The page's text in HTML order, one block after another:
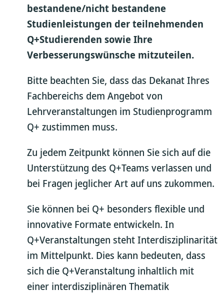
bestandene/nicht bestandene
Studienleistungen der teilnehmenden
Q+Studierenden sowie Ihre
Verbesserungswünsche mitzuteilen.
Bitte beachten Sie, dass das Dekanat Ihres
Fachbereichs dem Angebot von
Lehrveranstaltungen im Studienprogramm
Q+ zustimmen muss.
Zu jedem Zeitpunkt können Sie sich auf die
Unterstützung des Q+Teams verlassen und
bei Fragen jeglicher Art auf uns zukommen.
Sie können bei Q+ besonders flexible und
innovative Formate entwickeln. In
Q+Veranstaltungen steht Interdisziplinarität
im Mittelpunkt. Dies kann bedeuten, dass
sich die Q+Veranstaltung inhaltlich mit
einer interdisziplinären Thematik